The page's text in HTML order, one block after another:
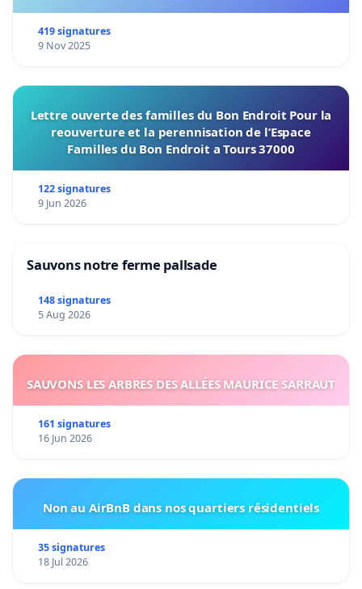
419 signatures
9 Nov 2025
Lettre ouverte des familles du Bon Endroit Pour la
reouverture et la perennisation de l’Espace
Familles du Bon Endroit a Tours 37000
122 signatures
9 Jun 2026
Sauvons notre ferme pallsade
148 signatures
5 Aug 2026
SAUVONS LES ARBRES DES ALLÉES MAURICE SARRAUT
161 signatures
16 Jun 2026
Non au AirBnB dans nos quartiers résidentiels
35 signatures
18 Jul 2026